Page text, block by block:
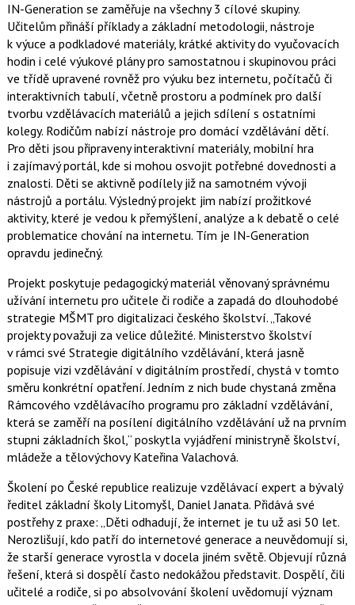
IN-Generation se zaměřuje na všechny 3 cílové skupiny.
Učitelům přináší příklady a základní metodologii, nástroje
k výuce a podkladové materiály, krátké aktivity do vyučovacích
hodin i celé výukové plány pro samostatnou i skupinovou práci
ve třídě upravené rovněž pro výuku bez internetu, počítačů či
interaktivních tabulí, včetně prostoru a podmínek pro další
tvorbu vzdělávacích materiálů a jejich sdílení s ostatními
kolegy. Rodičům nabízí nástroje pro domácí vzdělávání dětí.
Pro děti jsou připraveny interaktivní materiály, mobilní hra
i zajímavý portál, kde si mohou osvojit potřebné dovednosti a
znalosti. Děti se aktivně podílely již na samotném vývoji
nástrojů a portálu. Výsledný projekt jim nabízí prožitkové
aktivity, které je vedou k přemýšlení, analýze a k debatě o celé
problematice chování na internetu. Tím je IN-Generation
opravdu jedinečný.
Projekt poskytuje pedagogický materiál věnovaný správnému
užívání internetu pro učitele či rodiče a zapadá do dlouhodobé
strategie MŠMT pro digitalizaci českého školství. „Takové
projekty považuji za velice důležité. Ministerstvo školství
v rámci své Strategie digitálního vzdělávání, která jasně
popisuje vizi vzdělávání v digitálním prostředí, chystá v tomto
směru konkrétní opatření. Jedním z nich bude chystaná změna
Rámcového vzdělávacího programu pro základní vzdělávání,
která se zaměří na posílení digitálního vzdělávání už na prvním
stupni základních škol,“ poskytla vyjádření ministryně školství,
mládeže a tělovýchovy Kateřina Valachová.
Školení po České republice realizuje vzdělávací expert a bývalý
ředitel základní školy Litomyšl, Daniel Janata. Přidává své
postřehy z praxe: „Děti odhadují, že internet je tu už asi 50 let.
Nerozlišují, kdo patří do internetové generace a neuvědomují si,
že starší generace vyrostla v docela jiném světě. Objevují různá
řešení, která si dospělí často nedokážou představit. Dospělí, čili
učitelé a rodiče, si po absolvování školení uvědomují význam